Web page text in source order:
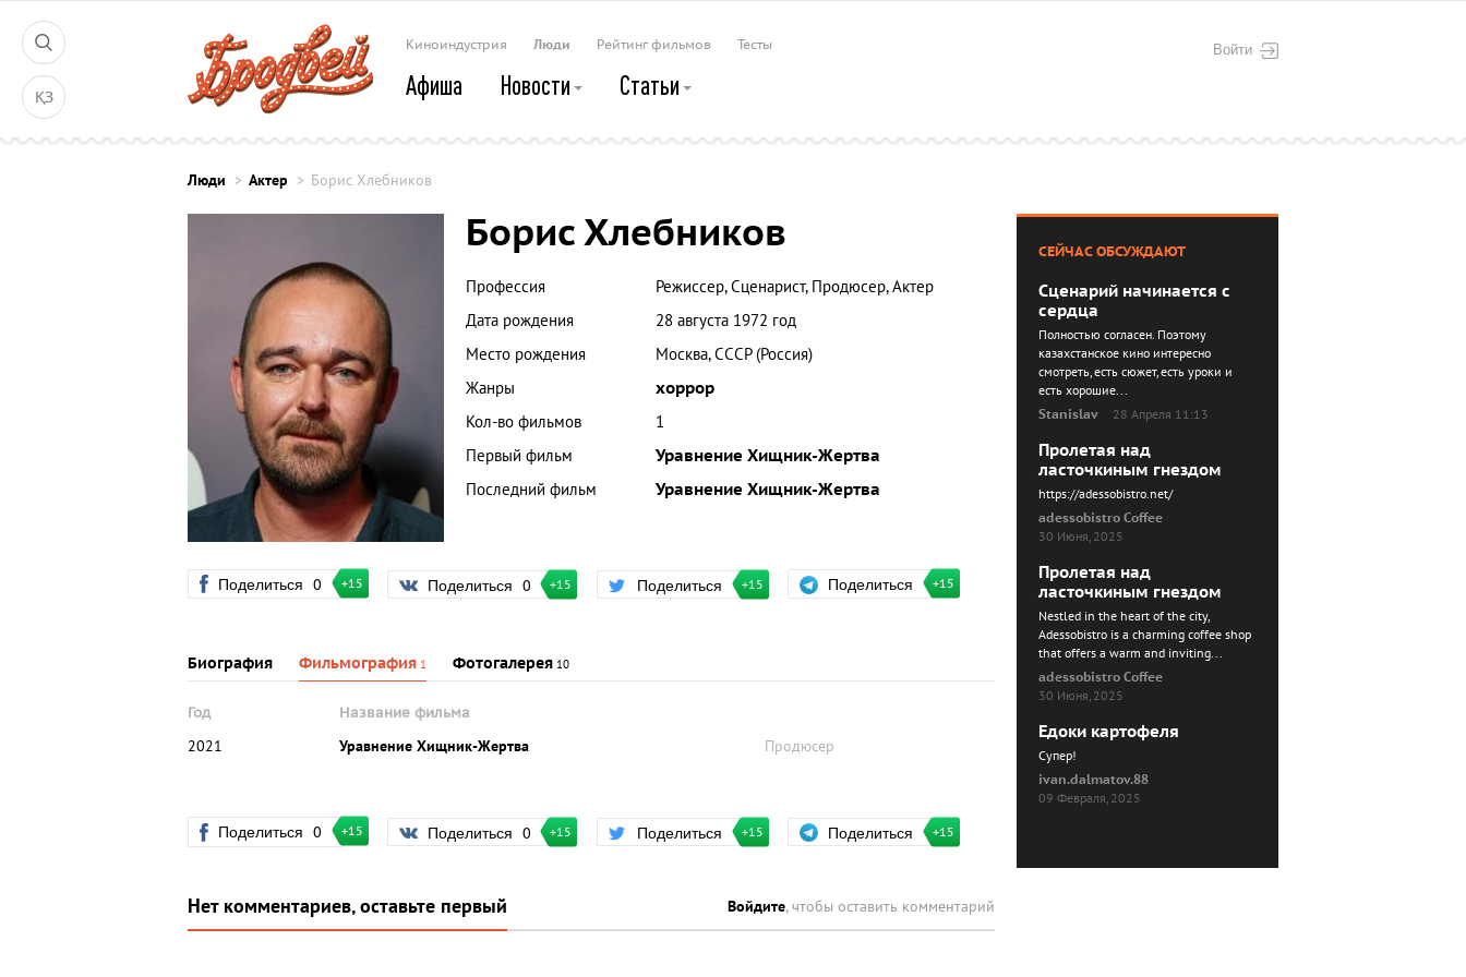
ҚЗ
Войти
Киноиндустрия Люди Рейтинг фильмов Тесты
Афиша Новости Статьи
Люди Актер Борис Хлебников
Борис Хлебников
Профессия
Режиссер, Сценарист, Продюсер, Актер
Дата рождения
28 августа 1972 год
Место рождения
Москва, СССР (Россия)
Жанры
хоррор
Кол-во фильмов
1
Первый фильм
Уравнение Хищник-Жертва
Последний фильм
Уравнение Хищник-Жертва
Поделиться 0 +15 Поделиться 0 +15 Поделиться +15 Поделиться +15
Биография Фильмография 1 Фотогалерея 10
Год Название фильма
2021 Уравнение Хищник-Жертва Продюсер
Поделиться 0 +15 Поделиться 0 +15 Поделиться +15 Поделиться +15
Нет комментариев, оставьте первый Войдите, чтобы оставить комментарий
СЕЙЧАС ОБСУЖДАЮТ
Сценарий начинается с
сердца
Полностью согласен. Поэтому
казахстанское кино интересно
смотреть, есть сюжет, есть уроки и
есть хорошие...
Stanislav
28 Апреля 11:13
Пролетая над
ласточкиным гнездом
https://adessobistro.net/
adessobistro Coffee
30 Июня, 2025
Пролетая над
ласточкиным гнездом
Nestled in the heart of the city,
Adessobistro is a charming coffee shop
that offers a warm and inviting...
adessobistro Coffee
30 Июня, 2025
Едоки картофеля
Cупер!
ivan.dalmatov.88
09 Февраля, 2025